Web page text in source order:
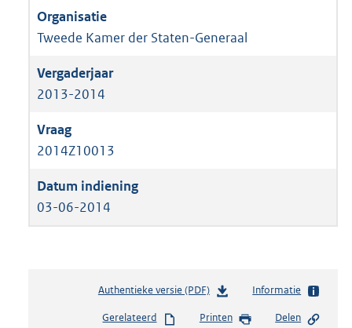
Tweede Kamer der Staten-Generaal
2013-2014
2014Z10013
03-06-2014
Authentieke versie (PDF)b
s
Informatie
Gerelateerd Printen Delen